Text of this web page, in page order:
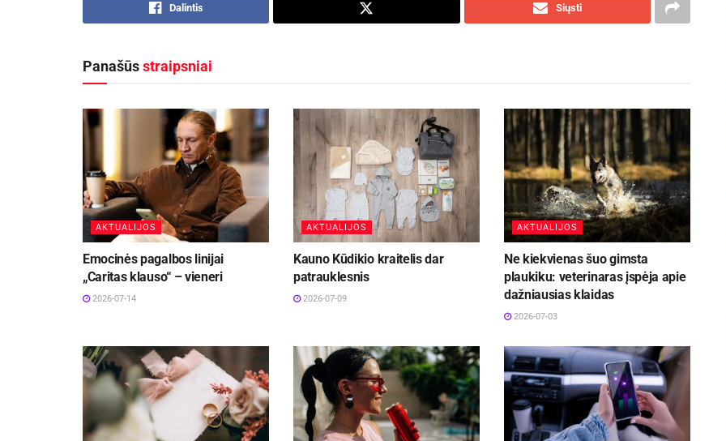
Dalintis Siųsti
Panašūsstraipsniai
AKTUALIJOS
Emocinės pagalbos linijai
„Caritas klauso“ – vieneri
2026-07-14
AKTUALIJOS
Kauno Kūdikio kraitelis dar
patrauklesnis
2026-07-09
AKTUALIJOS
Ne kiekvienas šuo gimsta
plaukiku: veterinaras įspėja apie
dažniausias klaidas
2026-07-03